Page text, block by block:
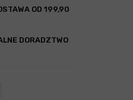
OD 199,90
DORADZTWO